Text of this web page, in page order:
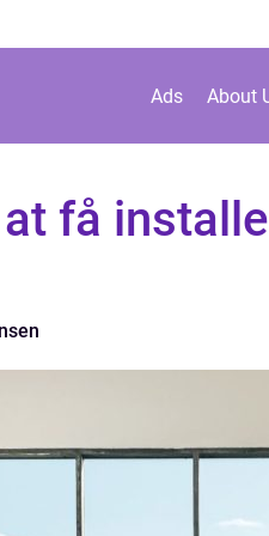
Ads About
få